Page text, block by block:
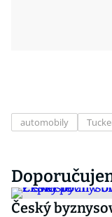
automobily
Český